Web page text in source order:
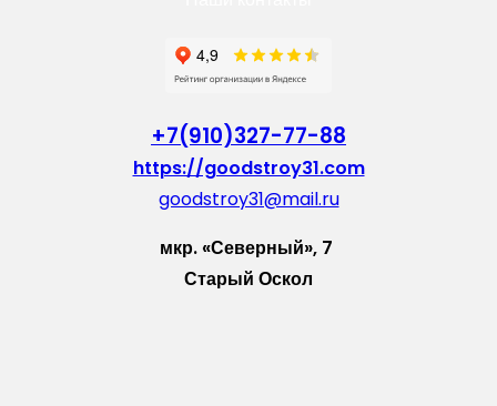
+7(910)327-77-88
https://goodstroy31.com
goodstroy31@mail.ru
мкр. «Северный», 7
Старый Оскол